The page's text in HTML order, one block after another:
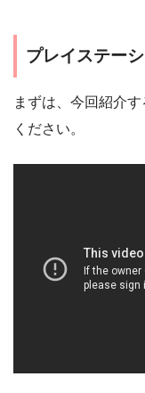
プレイステー
まずは、今回紹介
ください。